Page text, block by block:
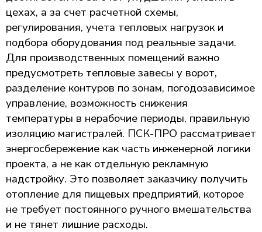
цехах, а за счет расчетной схемы,
регулирования, учета тепловых нагрузок и
подбора оборудования под реальные задачи.
Для производственных помещений важно
предусмотреть тепловые завесы у ворот,
разделение контуров по зонам, погодозависимое
управление, возможность снижения
температуры в нерабочие периоды, правильную
изоляцию магистралей. ПСК-ПРО рассматривает
энергосбережение как часть инженерной логики
проекта, а не как отдельную рекламную
надстройку. Это позволяет заказчику получить
отопление для пищевых предприятий, которое
не требует постоянного ручного вмешательства
и не тянет лишние расходы.